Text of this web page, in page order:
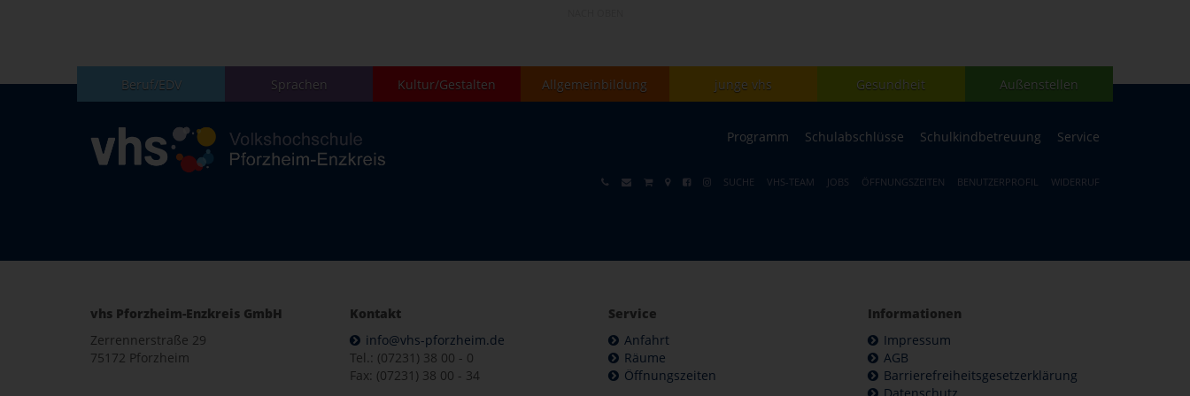
Beruf/EDV Sprachen Kultur/Gestalten Allgemeinbildung junge vhs Gesundheit Außenstellen
Programm Schulabschlüsse Schulkindbetreuung Service
SUCHE VHS-TEAM JOBS ÖFFNUNGSZEITEN BENUTZERPROFIL WIDERRUF
vhs Pforzheim-Enzkreis GmbH
Zerrennerstraße 29
75172 Pforzheim
Kontakt
info@vhs-pforzheim.de
Tel.: (07231) 38 00 - 0
Fax: (07231) 38 00 - 34
Service
Anfahrt
Räume
Öffnungszeiten
Informationen
Impressum
AGB
Barrierefreiheitsgesetzerklärung